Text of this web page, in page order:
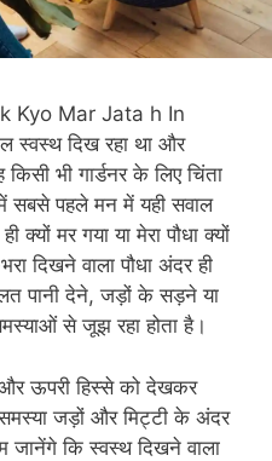
Kyo Mar Jata h In
स्वस्थ दिख रहा था और
भी गार्डनर के लिए चिंता
सबसे पहले मन में यही सवाल
मर गया या मेरा पौधा क्यों
दिखने वाला पौधा अंदर ही
पानी देने, जड़ों के सड़ने या
से जूझ रहा होता है।
और ऊपरी हिस्से को देखकर
जड़ों और मिट्टी के अंदर
जानेंगे कि स्वस्थ दिखने वाला